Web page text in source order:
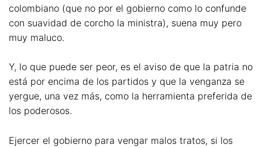
colombiano (que no por el gobierno como lo confunde
con suavidad de corcho la ministra), suena muy pero
muy maluco.
Y, lo que puede ser peor, es el aviso de que la patria no
está por encima de los partidos y que la venganza se
yergue, una vez más, como la herramienta preferida de
los poderosos.
Ejercer el gobierno para vengar malos tratos, si los